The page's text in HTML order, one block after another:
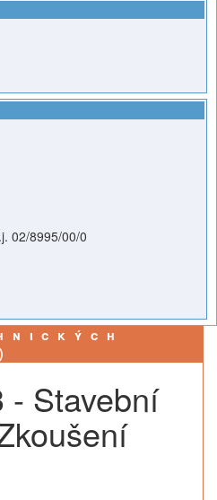
02/8995/00/0
- Stavební